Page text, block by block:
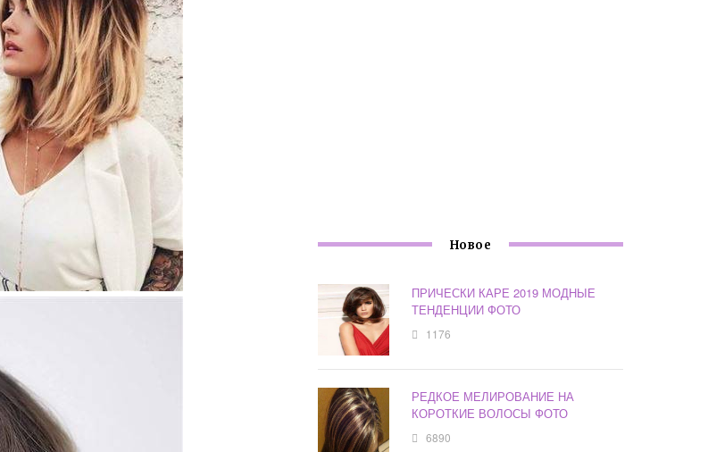
Новое
ПРИЧЕСКИ КАРЕ 2019 МОДНЫЕ
ТЕНДЕНЦИИ ФОТО
1176
РЕДКОЕ МЕЛИРОВАНИЕ НА
КОРОТКИЕ ВОЛОСЫ ФОТО
6890